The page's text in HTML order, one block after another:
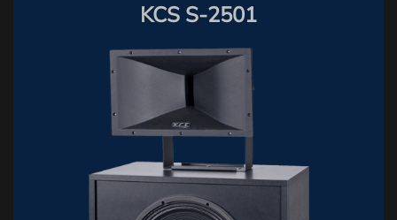
KCS S-2501